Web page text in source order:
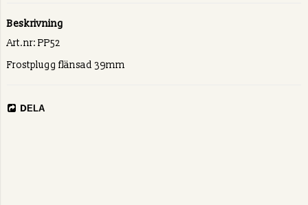
Beskrivning
Art.nr: PP52
Frostplugg flänsad 39mm
DELA